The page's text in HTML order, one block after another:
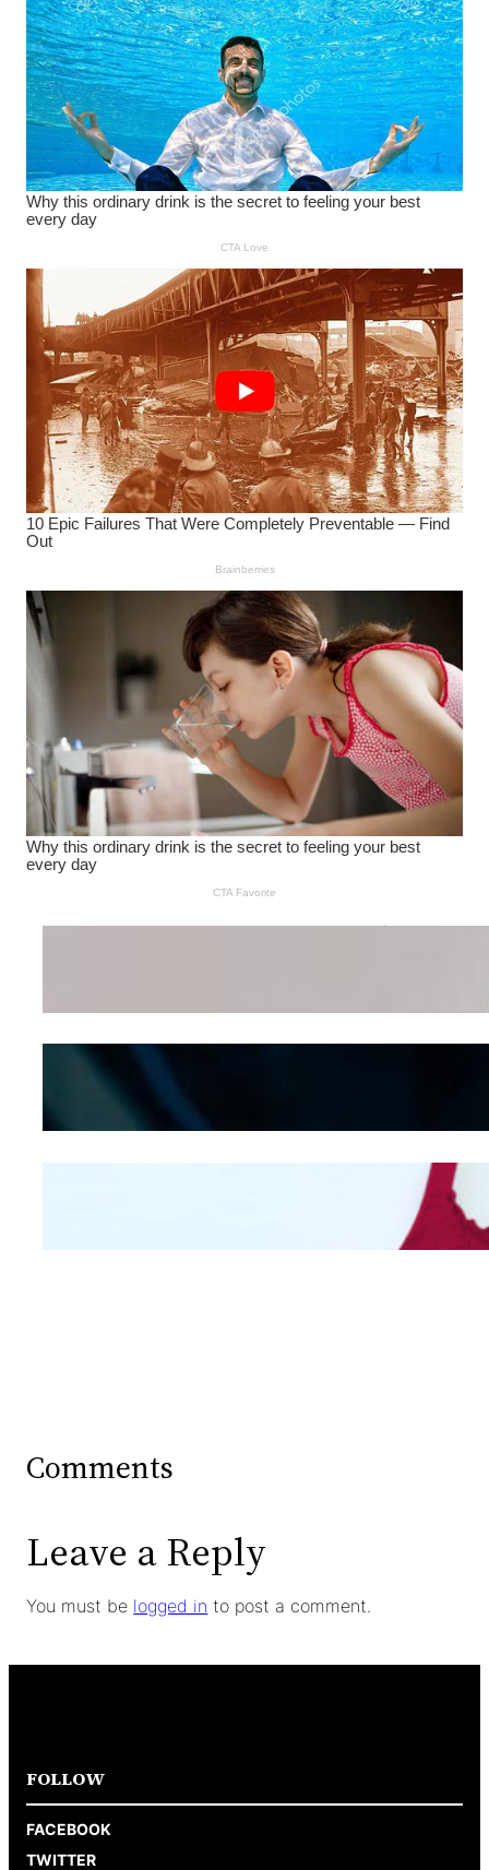
Wanita Pamer Pakaian
Kepribadian
Mengintip Kepribadian
Wanita Dari Warna Bra
Comments
Leave a Reply
You must be logged in to post a comment.
FOLLOW
FACEBOOK
TWITTER